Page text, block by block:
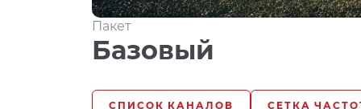
Пакет
Базовый
СПИСОК КАНАЛОВ СЕТКА